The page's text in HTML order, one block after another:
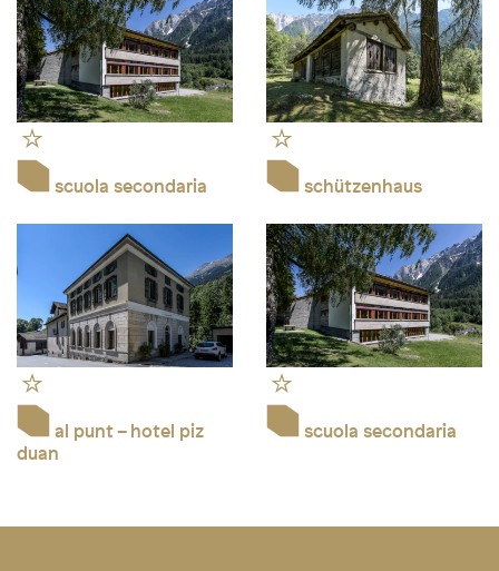
scuola secondaria schützenhaus
al punt – hotel piz
duan
scuola secondaria